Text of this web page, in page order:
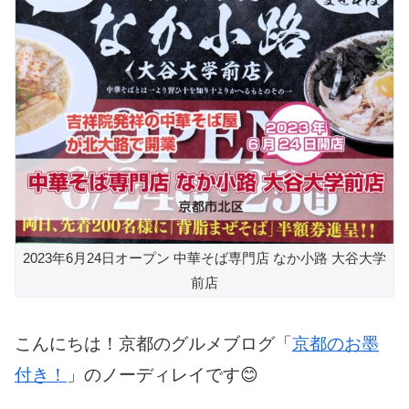
2023年6月24日オープン 中華そば専門店 なか小路 大谷大学
前店
こんにちは！京都のグルメブログ「 京都のお墨
付き！
」のノーディレイです😊